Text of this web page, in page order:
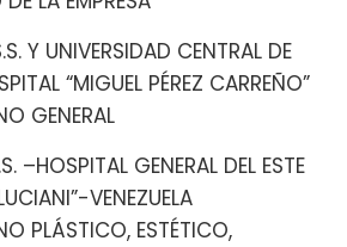
Y UNIVERSIDAD CENTRAL DE
“MIGUEL PÉREZ CARREÑO”
GENERAL
–HOSPITAL GENERAL DEL ESTE
VENEZUELA
PLÁSTICO, ESTÉTICO,